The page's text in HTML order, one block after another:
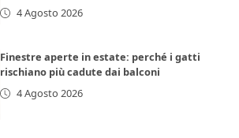
4 Agosto 2026
Finestre aperte in estate: perché i gatti
rischiano più cadute dai balconi
4 Agosto 2026